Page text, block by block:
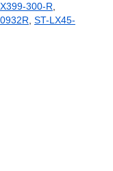
300-R
ST-LX45-